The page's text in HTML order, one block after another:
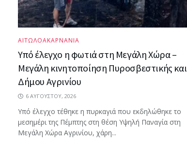
ΑΙΤΩΛΟΑΚΑΡΝΑΝΙΑ
Υπό έλεγχο η φωτιά στη Μεγάλη Χώρα –
Μεγάλη κινητοποίηση Πυροσβεστικής και
Δήμου Αγρινίου
6 ΑΥΓΟΎΣΤΟΥ, 2026
Υπό έλεγχο τέθηκε η πυρκαγιά που εκδηλώθηκε το
μεσημέρι της Πέμπτης στη θέση Υψηλή Παναγία στη
Μεγάλη Χώρα Αγρινίου, χάρη...